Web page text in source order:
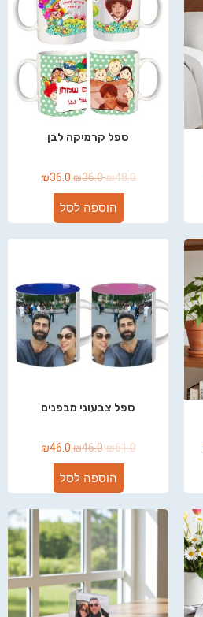
ספל קרמיקה לבן
₪48.0
₪36.0
₪36.0
הוספה לסל
ספל צבעוני מבפנים
₪61.0
₪46.0
₪46.0
הוספה לסל